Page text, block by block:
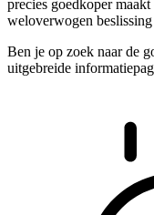
precies goedkoper
weloverwogen beslissing
Ben je op zoek naar de
uitgebreide